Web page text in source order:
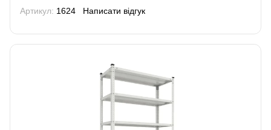
Артикул: 1624 Написати відгук